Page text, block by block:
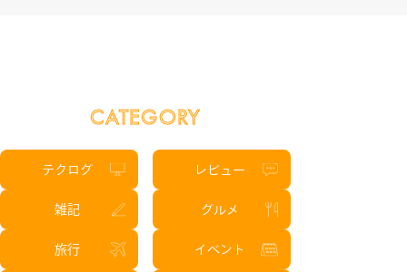
CATEGORY
テクログ レビュー
雑記 グルメ
旅行 イベント